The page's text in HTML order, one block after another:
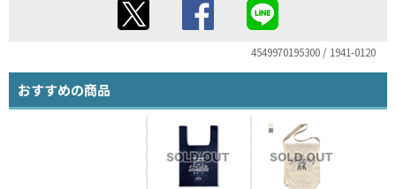
4549970195300 / 1941-0120
おすすめの商品